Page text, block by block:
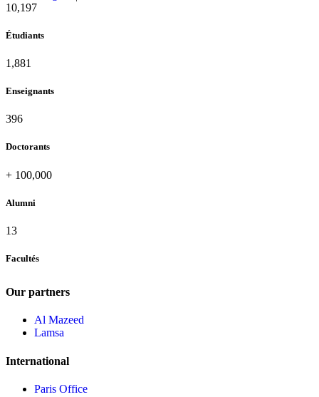
10,506
Étudiants
1,938
Enseignants
408
Doctorants
+ 100,000
Alumni
13
Facultés
Our partners
Al Mazeed
Lamsa
International
Paris Office